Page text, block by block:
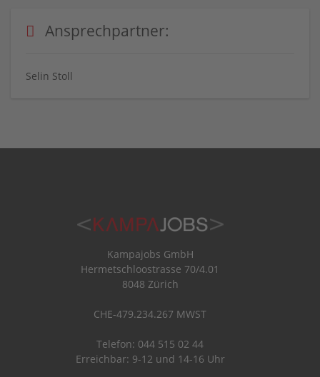
Ansprechpartner:
Selin Stoll
Kampajobs GmbH
Hermetschloostrasse 70/4.01
8048 Zürich
CHE-479.234.267 MWST
Telefon: 044 515 02 44
Erreichbar: 9-12 und 14-16 Uhr